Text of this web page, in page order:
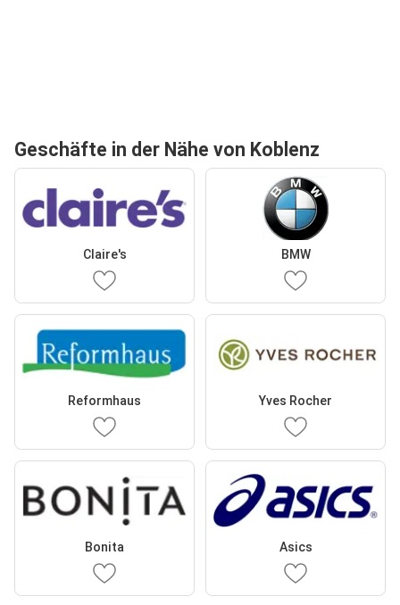
Geschäfte in der Nähe von Koblenz
Claire's BMW
Reformhaus Yves Rocher
Bonita Asics